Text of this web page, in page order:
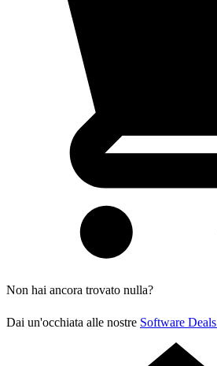
Non hai ancora trovato nulla?
Dai un'occhiata alle nostre Software Deals